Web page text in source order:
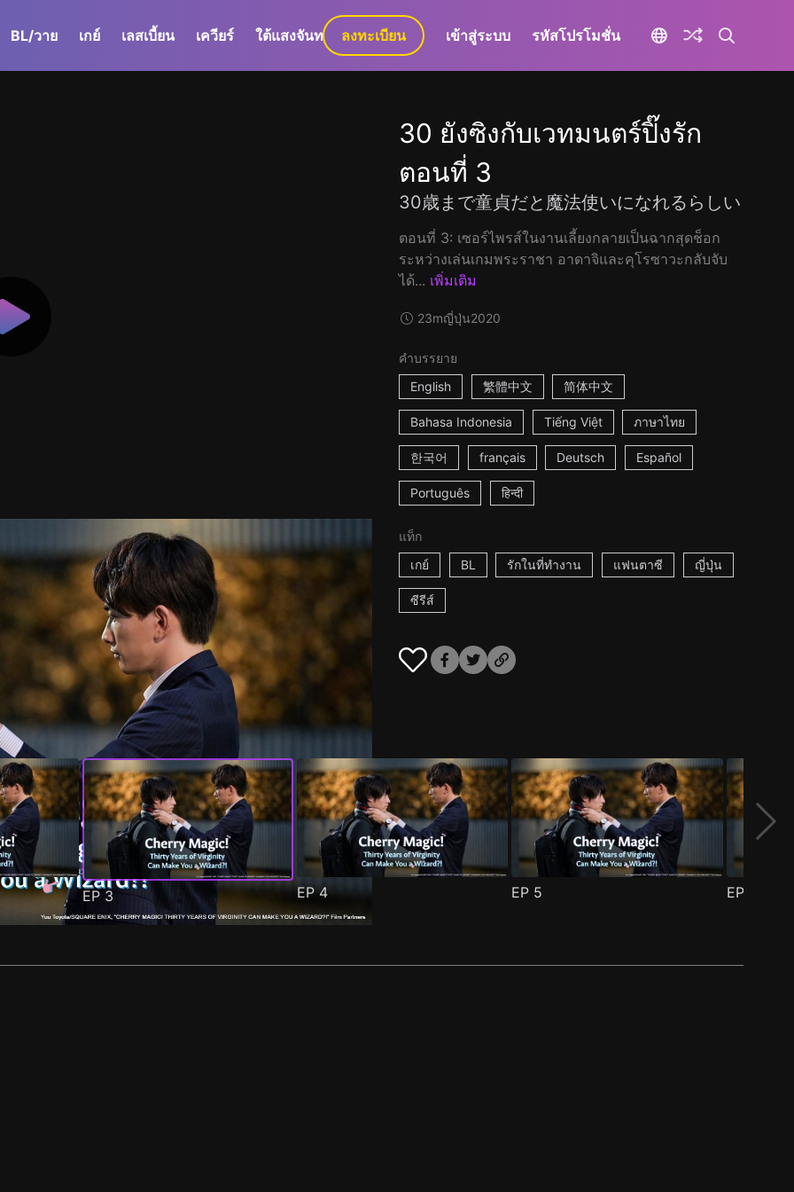
BL/วาย เกย์ เลสเบี้ยน เควียร์ ใต้แสงจันทร์ GaLa+
ลงทะเบียน เข้าสู่ระบบ รหัสโปรโมชั่น
30 ยังซิงกับเวทมนตร์ปิ๊งรัก
ตอนที่ 3
30歳まで童貞だと魔法使いになれるらしい
ตอนที่ 3: เซอร์ไพรส์ในงานเลี้ยงกลายเป็นฉากสุดช็อก
ระหว่างเล่นเกมพระราชา อาดาจิและคุโรซาวะกลับจับ
ได้... เพิ่มเติม
23mญี่ปุ่น2020
คำบรรยาย
English
繁體中文 简体中文
Bahasa Indonesia Tiếng Việt ภาษาไทย
한국어 français Deutsch Español
Português हिन्दी
แท็ก
เกย์
BL รักในที่ทำงาน แฟนตาซี ญี่ปุ่น
ซีรีส์
EP 3 EP4 EP 5 EP